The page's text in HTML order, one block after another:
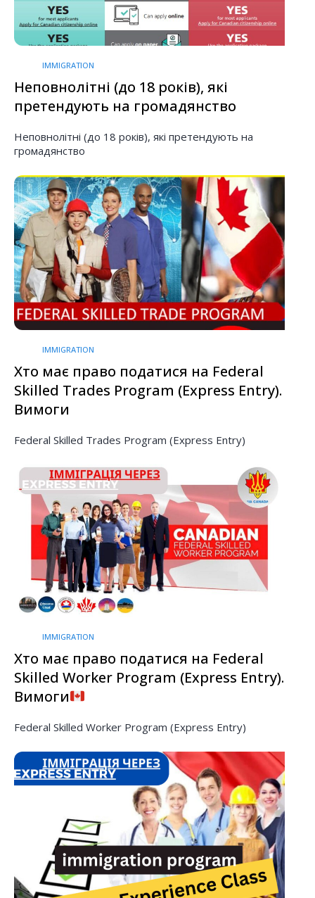
IMMIGRATION
Неповнолітні (до 18 років), які
претендують на громадянство
Неповнолітні (до 18 років), які претендують на
громадянство
IMMIGRATION
Хто має право податися на Federal
Skilled Trades Program (Express Entry).
Вимоги
Federal Skilled Trades Program (Express Entry)
IMMIGRATION
Хто має право податися на Federal
Skilled Worker Program (Express Entry).
Вимоги
Federal Skilled Worker Program (Express Entry)